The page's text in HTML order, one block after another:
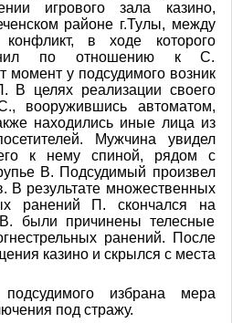
игрового зала казино,
районе г.Тулы, между
в ходе которого
по отношению к С.
момент у подсудимого возник
В целях реализации своего
вооружившись автоматом,
находились иные лица из
Мужчина увидел
к нему спиной, рядом с
В. Подсудимый произвел
В результате множественных
ранений П. скончался на
были причинены телесные
ранений. После
казино и скрылся с места
избрана мера
под стражу.